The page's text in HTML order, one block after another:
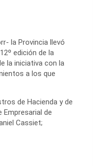
la Provincia llevó
edición de la
la iniciativa con la
a los que
de Hacienda y de
Empresarial de
Cassiet;